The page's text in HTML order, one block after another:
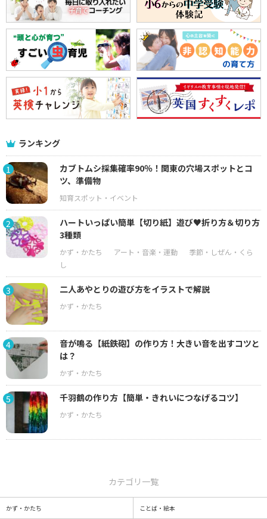
ランキング
1
カブトムシ採集確率90％！関東の穴場スポットとコ
ツ、準備物
2
ハートいっぱい簡単【切り紙】遊び♥折り方＆切り方
3種類
3 二人あやとりの遊び方をイラストで解説
4
音が鳴る【紙鉄砲】の作り方！大きい音を出すコツと
は？
5 千羽鶴の作り方【簡単・きれいにつなげるコツ】
カテゴリ一覧
かず・かたち ことば・絵本